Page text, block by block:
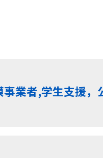
業者,学生支援，